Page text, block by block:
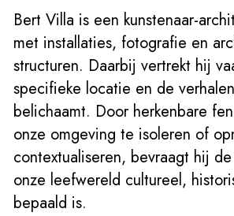
Index
EN
Bert Villa is een kunstenaar-
met installaties, fotografie en
structuren. Daarbij vertrekt hij
specifieke locatie en de
belichaamt. Door herkenbare
onze omgeving te isoleren of
contextualiseren, bevraagt hij
onze leefwereld cultureel,
bepaald is.